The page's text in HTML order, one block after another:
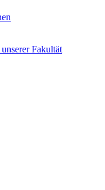
Fakultät